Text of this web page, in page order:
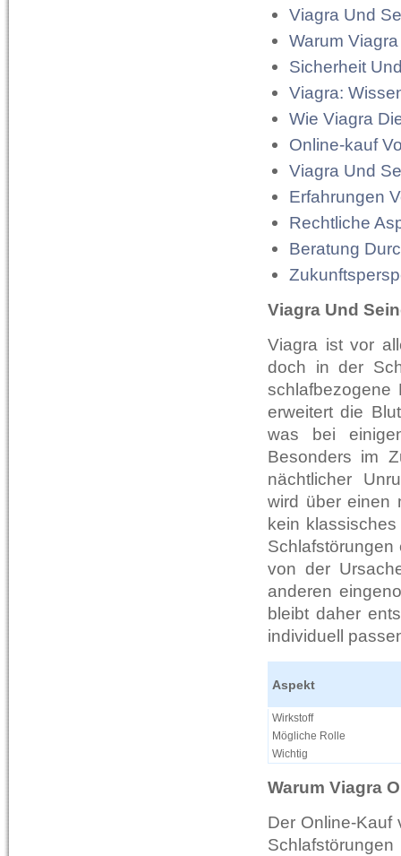
Viagra Und
Warum
Sicherheit
Viagra:
Wie Viagra
Online-kauf
Viagra Und
Erfahrungen
Rechtliche
Beratung
Viagra Und
Viagra ist vor
doch in der
schlafbezogene
erweitert die
was bei
Besonders im
nächtlicher
wird über einen
kein
von der
anderen
bleibt daher
individuell
Aspekt
Wirkstoff
Mögliche Rolle
Wichtig
Warum Viagra
Der Online-Kauf